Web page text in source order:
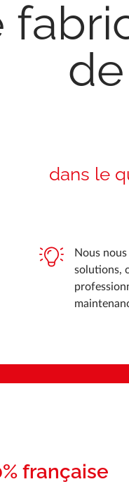
de
dans le
Nous
solutions,
française